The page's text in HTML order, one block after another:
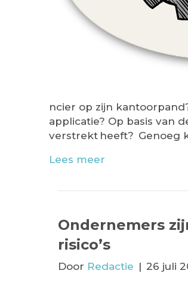
ncier op zijn
applicatie? Op basis van
verstrekt heeft? Genoeg
Lees meer
Ondernemers
risico’s
Door Redactie | 26 juli